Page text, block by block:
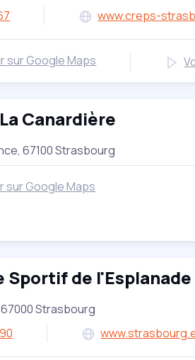
www.creps-
sur Google Maps
Canardière
67100 Strasbourg
sur Google Maps
Sportif de l'Esplanade
67000 Strasbourg